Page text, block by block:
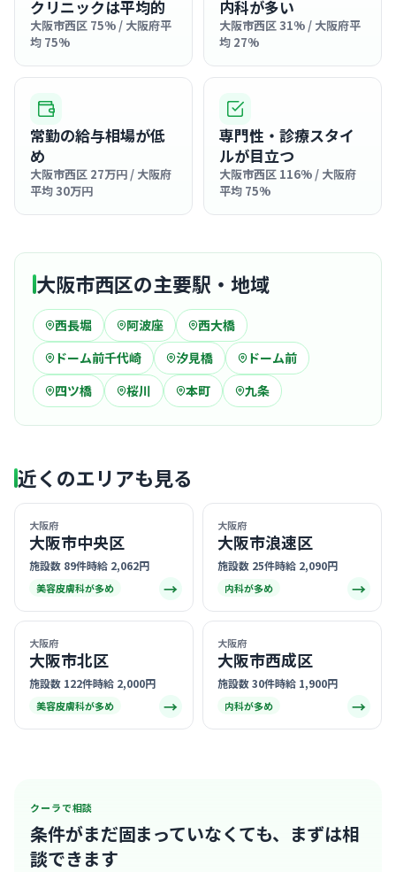
クリニックは平均的
大阪市西区 75% / 大阪府平
均 75%
内科が多い
大阪市西区 31% / 大阪府平
均 27%
常勤の給与相場が低
め
大阪市西区 27万円 / 大阪府
平均 30万円
専門性・診療スタイ
ルが目立つ
大阪市西区 116% / 大阪府
平均 75%
大阪市西区の主要駅・地域
西長堀 阿波座
西大橋
ドーム前千代崎
汐見橋
ドーム前
四ツ橋
桜川 本町 九条
近くのエリアも見る
大阪府
大阪市中央区
施設数 89件時給 2,062円
美容皮膚科が多め →
大阪府
大阪市浪速区
施設数 25件時給 2,090円
内科が多め →
大阪府
大阪市北区
施設数 122件時給 2,000円
美容皮膚科が多め →
大阪府
大阪市西成区
施設数 30件時給 1,900円
内科が多め →
クーラで相談
条件がまだ固まっていなくても、 まずは相
談できます